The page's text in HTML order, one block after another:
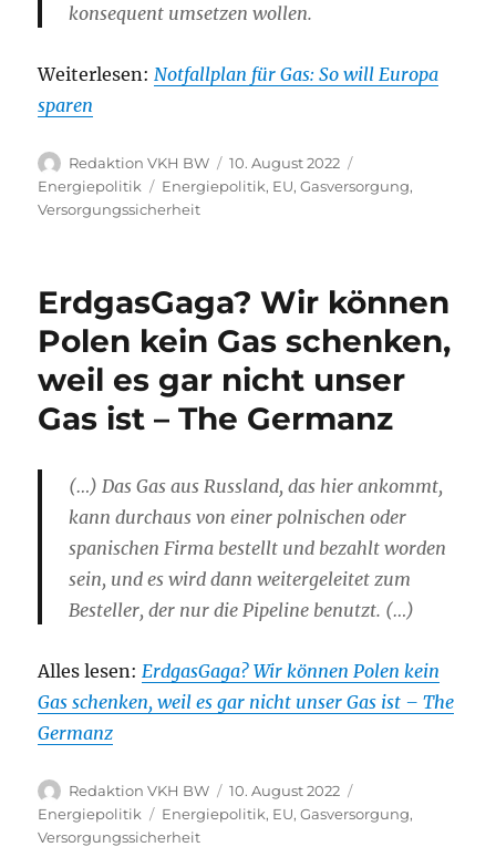
konsequent umsetzen wollen.
Weiterlesen: Notfallplan für Gas: So will Europa
sparen
Autor
Redaktion VKH BW
Veröffentlicht
am
10. August 2022
Energiepolitik
Schlagwörter
Energiepolitik, EU,Gasversorgung,
Versorgungssicherheit
ErdgasGaga? Wir können
Polen kein Gas schenken,
weil es gar nicht unser
Gas ist – The Germanz
(…) Das Gas aus Russland, das hier ankommt,
kann durchaus von einer polnischen oder
spanischen Firma bestellt und bezahlt worden
sein, und es wird dann weitergeleitet zum
Besteller, der nur die Pipeline benutzt. (…)
Alles lesen: ErdgasGaga? Wir können Polen kein
Gas schenken, weil es gar nicht unser Gas ist – The
Germanz
Autor
Redaktion VKH BW
Veröffentlicht
am
10. August 2022
Energiepolitik
Schlagwörter
Energiepolitik, EU,Gasversorgung,
Versorgungssicherheit